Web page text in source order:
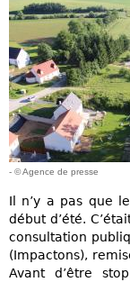
- © Agence de presse
Il n’y a pas que
début d’été.
consultation
(Impactons),
Avant d’être